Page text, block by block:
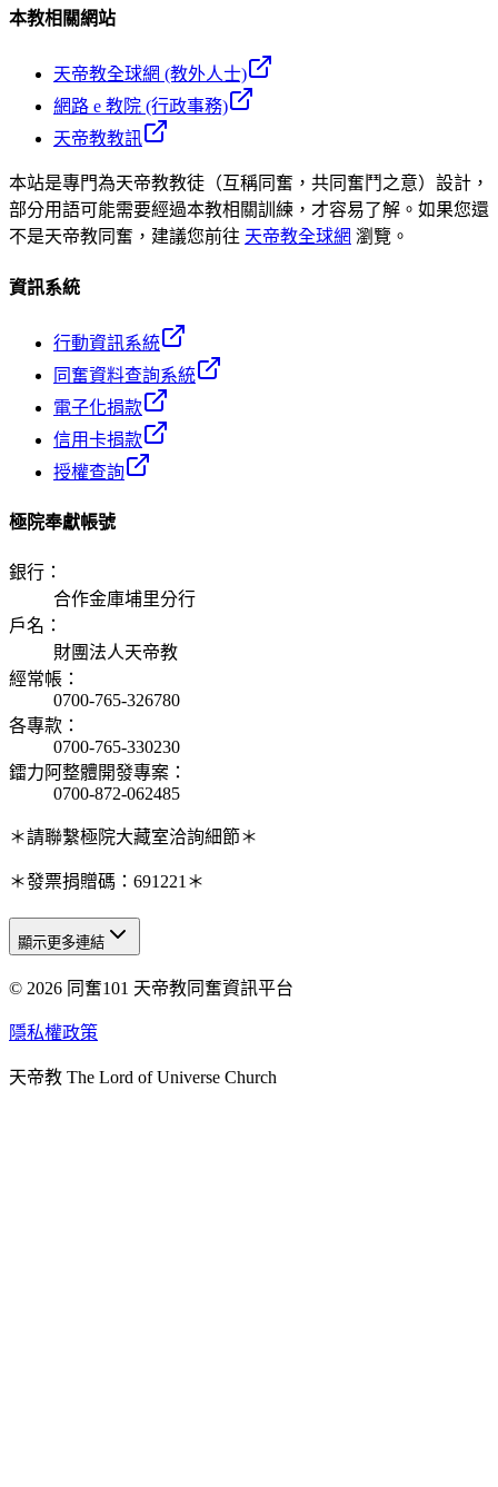
本教相關網站
天帝教全球網 (教外人士)
網路 e 教院 (行政事務)
天帝教教訊
本站是專門為天帝教教徒（互稱同奮，共同奮鬥之意）設計，
部分用語可能需要經過本教相關訓練，才容易了解。如果您還
不是天帝教同奮，建議您前往 天帝教全球網 瀏覽。
資訊系統
行動資訊系統
同奮資料查詢系統
電子化捐款
信用卡捐款
授權查詢
極院奉獻帳號
銀行 ：
合作金庫埔里分行
戶名 ：
財團法人天帝教
經常帳 ：
0700-765-326780
各專款 ：
0700-765-330230
鐳力阿整體開發專案 ：
0700-872-062485
＊請聯繫極院大藏室洽詢細節＊
＊發票捐贈碼：691221＊
天人研究總院
天人研究學院
天人炁功院
顯示更多連結
© 2026 同奮101 天帝教同奮資訊平台
隱私權政策
天帝教 The Lord of Universe Church